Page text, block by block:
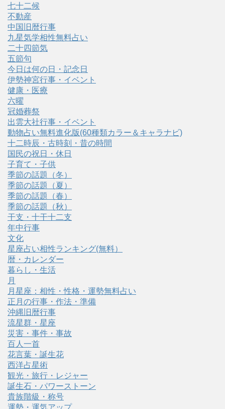
七十二候
不動産
中国旧暦行事
九星気学相性無料占い
二十四節気
五節句
今日は何の日・記念日
伊勢神宮行事・イベント
健康・医療
六曜
冠婚葬祭
出雲大社行事・イベント
動物占い無料進化版(60種類カラー＆キャラナビ)
十二時辰・古時刻・昔の時間
国民の祝日・休日
子育て・子供
季節の話題（冬）
季節の話題（夏）
季節の話題（春）
季節の話題（秋）
干支・十干十二支
年中行事
文化
星座占い相性ランキング(無料）
暦・カレンダー
暮らし・生活
月
月星座：相性・性格・運勢無料占い
正月の行事・作法・準備
沖縄旧暦行事
流星群・星座
災害・事件・事故
百人一首
花言葉・誕生花
西洋占星術
観光・旅行・レジャー
誕生石・パワーストーン
貴族階級・称号
運勢・運気アップ